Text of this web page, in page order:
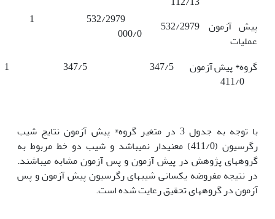
پیش آزمون
عملیات
532/2979
000/0
با توجه به جدول 3 در متغیر گروه* پیش آزمون نتایج شیب
رگرسیون (411/0) معنی­دار نمی­باشد و شیب دو خط مربوط به
گروه­های پژوهش در پیش آزمون و پس آزمون مشابه می­باشند.
در نتیجه مفروضه یکسانی شیب­های رگرسیون پیش آزمون و پس
آزمون در گروه­های تحقیق رعایت شده است.